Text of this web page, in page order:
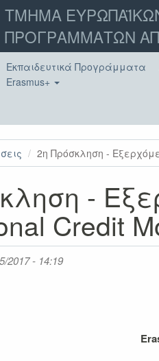
ΤΜΗΜΑ
ΠΡΟΓΡΑΜΜΑΤΩΝ
Εκπαιδευτικά Προγράμματα
Erasmus+
2η Πρόσκληση -
-
Credit
2017 - 14:19